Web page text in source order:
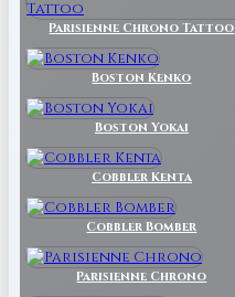
Parisienne Chrono Tattoo
Boston Kenko
Boston Yokai
Cobbler Kenta
Cobbler Bomber
Parisienne Chrono